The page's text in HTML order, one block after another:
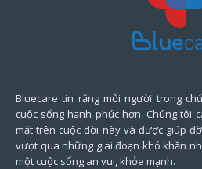
Bluecare tin rằng mỗi người trong
cuộc sống hạnh phúc hơn. Chúng tôi
mặt trên cuộc đời này và được giúp
vượt qua những giai đoạn khó khăn
một cuộc sống an vui, khỏe mạnh.